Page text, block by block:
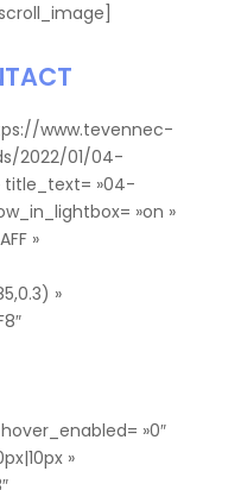
www.tevennec-
2022/01/04-
»04-
»on »
»
»
»0″
»